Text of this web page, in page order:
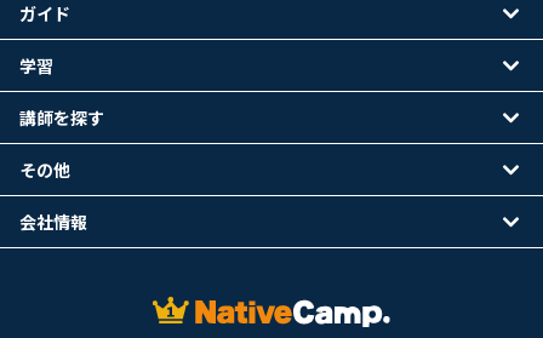
ガイド
学習
講師を探す
その他
会社情報